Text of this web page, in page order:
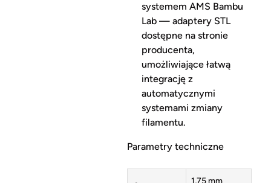
systemem AMS Bambu
Lab — adaptery STL
dostępne na stronie
producenta,
umożliwiające łatwą
integrację z
automatycznymi
systemami zmiany
filamentu.
Parametry techniczne
1,75 mm